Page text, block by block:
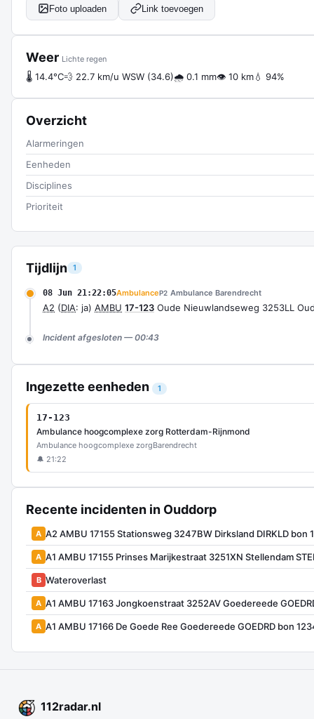
Tijdlijn 1
08 Jun 21:22:05AmbulanceP2 Ambulance Barendrecht
A2 (DIA: ja) AMBU 17-123 Oude Nieuwlandseweg 3253LL
Incident afgesloten — 00:43
Ingezette eenheden 1
17-123
Ambulance hoogcomplexe zorg Rotterdam-Rijnmond
Ambulance hoogcomplexe zorgBarendrecht
🔔 21:22
Recente incidenten in Ouddorp
A A2 AMBU 17155 Stationsweg 3247BW Dirksland DIRKLD bon
A A1 AMBU 17155 Prinses Marijkestraat 3251XN Stellendam
B Wateroverlast
A A1 AMBU 17163 Jongkoenstraat 3252AV Goedereede
A A1 AMBU 17166 De Goede Ree Goedereede GOEDRD bon
Foto uploaden Link toevoegen
Weer Lichte regen
🌡 14.4°C💨 22.7 km/u WSW (34.6)🌧 0.1 mm👁 10 km💧 94%
Overzicht
Alarmeringen
Eenheden
Disciplines
Prioriteit
112radar.nl